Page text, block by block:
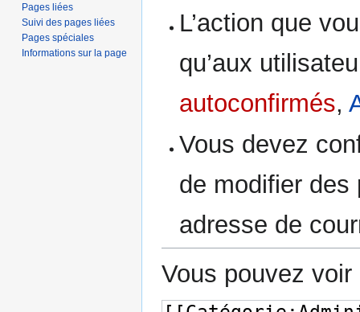
L’action que
qu’aux
autoconfirmés,
Vous devez
de modifier des
adresse de
Vous pouvez
Pages liées
Suivi des pages liées
Pages spéciales
Informations sur la page